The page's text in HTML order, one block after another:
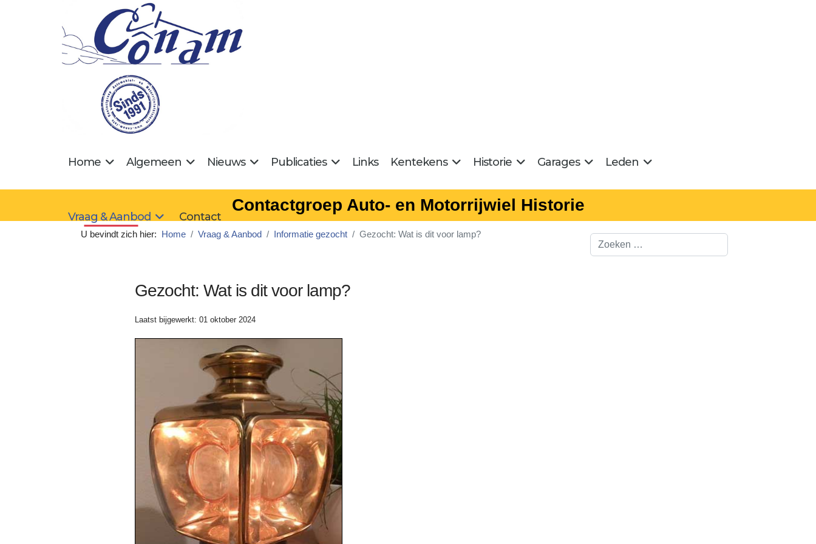
Home Algemeen Nieuws Publicaties Links Kentekens Historie Garages Leden
Vraag & Aanbod Contact
Contactgroep Auto- en Motorrijwiel Historie
U bevindt zich hier: Home Vraag & Aanbod Informatie gezocht Gezocht: Wat is dit voor lamp?
Gezocht: Wat is dit voor lamp?
Laatst bijgewerkt: 01 oktober 2024